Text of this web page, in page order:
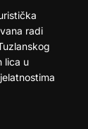
radi
lica u